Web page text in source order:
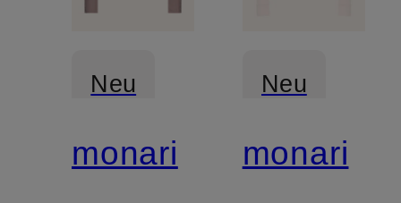
Neu
monari
Neu
monari